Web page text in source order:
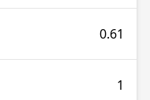
0.61
1